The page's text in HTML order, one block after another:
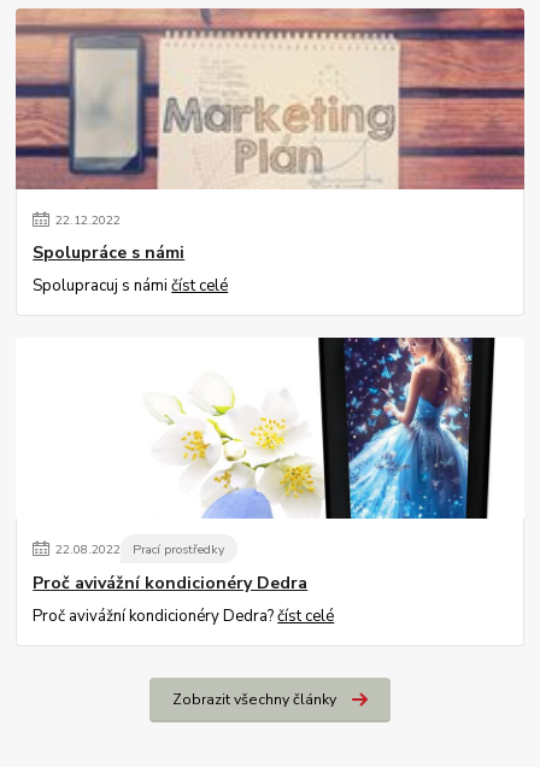
22.12.2022
Spolupráce s námi
Spolupracuj s námičíst celé
22.08.2022 Prací prostředky
Proč avivážní kondicionéry Dedra
Proč avivážní kondicionéry Dedra?číst celé
Zobrazit všechny články